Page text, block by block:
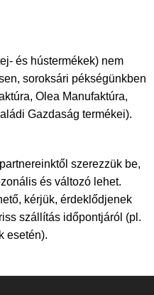
és hústermékek) nem
soroksári pékségünkben
Olea Manufaktúra,
Gazdaság termékei).
szerezzük be,
és változó lehet.
kérjük, érdeklődjenek
szállítás időpontjáról (pl.
esetén).